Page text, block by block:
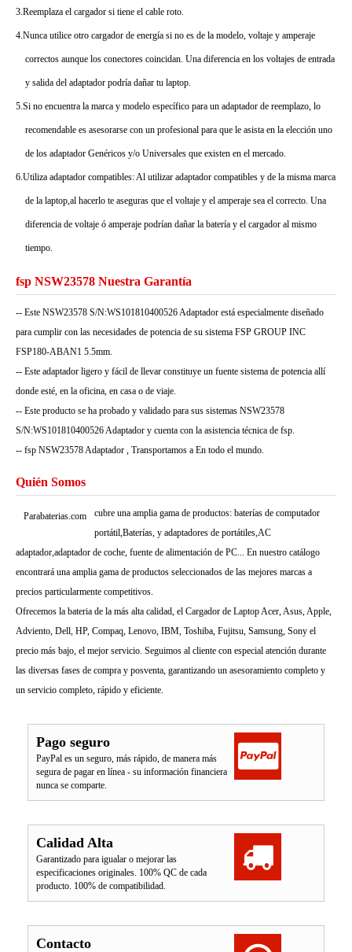
3.Reemplaza el cargador si tiene el cable roto.
4.Nunca utilice otro cargador de energía si no es de la modelo, voltaje y amperaje
correctos aunque los conectores coincidan. Una diferencia en los voltajes de entrada
y salida del adaptador podría dañar tu laptop.
5.Si no encuentra la marca y modelo específico para un adaptador de reemplazo, lo
recomendable es asesorarse con un profesional para que le asista en la elección uno
de los adaptador Genéricos y/o Universales que existen en el mercado.
6.Utiliza adaptador compatibles: Al utilizar adaptador compatibles y de la misma marca
de la laptop,al hacerlo te aseguras que el voltaje y el amperaje sea el correcto. Una
diferencia de voltaje ó amperaje podrían dañar la batería y el cargador al mismo
tiempo.
fsp NSW23578 Nuestra Garantía
-- Este NSW23578 S/N:WS101810400526 Adaptador está especialmente diseñado
para cumplir con las necesidades de potencia de su sistema FSP GROUP INC
FSP180-ABAN1 5.5mm.
-- Este adaptador ligero y fácil de llevar constituye un fuente sistema de potencia allí
donde esté, en la oficina, en casa o de viaje.
-- Este producto se ha probado y validado para sus sistemas NSW23578
S/N:WS101810400526 Adaptador y cuenta con la asistencia técnica de fsp.
-- fsp NSW23578 Adaptador , Transportamos a En todo el mundo.
Quién Somos
Parabaterias.com
cubre una amplia gama de productos: baterías de computador
portátil,Baterías, y adaptadores de portátiles,AC
adaptador,adaptador de coche, fuente de alimentación de PC... En nuestro catálogo
encontrará una amplia gama de productos seleccionados de las mejores marcas a
precios particularmente competitivos.
Ofrecemos la bateria de la más alta calidad, el Cargador de Laptop Acer, Asus, Apple,
Adviento, Dell, HP, Compaq, Lenovo, IBM, Toshiba, Fujitsu, Samsung, Sony el
precio más bajo, el mejor servicio. Seguimos al cliente con especial atención durante
las diversas fases de compra y posventa, garantizando un asesoramiento completo y
un servicio completo, rápido y eficiente.
Pago seguro
PayPal es un seguro, más rápido, de manera más
segura de pagar en línea - su información financiera
nunca se comparte.
Calidad Alta
Garantizado para igualar o mejorar las
especificaciones originales. 100% QC de cada
producto. 100% de compatibilidad.
Contacto